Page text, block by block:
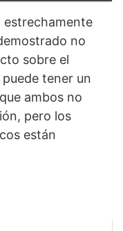
estrechamente
no
sobre el
tener un
ambos no
pero los
están